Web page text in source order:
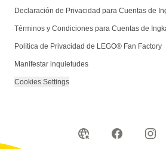
Declaración de Privacidad para Cuentas de
Términos y Condiciones para Cuentas de
Política de Privacidad de LEGO® Fan Factory
Manifestar inquietudes
Cookies Settings